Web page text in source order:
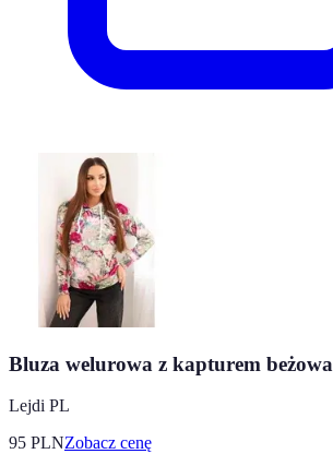
Bluza welurowa z kapturem beżowa
Lejdi PL
95 PLNZobacz cenę